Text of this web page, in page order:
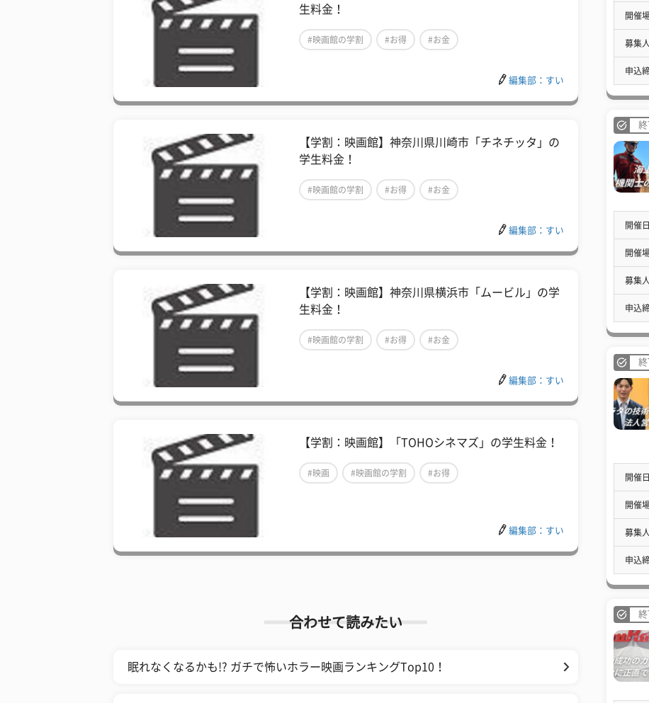
生料金！
#映画館の学割 #お得 #お金
編集部：すい
【学割：映画館】神奈川県川崎市「チネチッタ」の
学生料金！
#映画館の学割 #お得 #お金
編集部：すい
【学割：映画館】神奈川県横浜市「ムービル」の学
生料金！
#映画館の学割 #お得 #お金
編集部：すい
【学割：映画館】「TOHOシネマズ」の学生料金！
#映画 #映画館の学割 #お得
編集部：すい
合わせて読みたい
眠れなくなるかも!? ガチで怖いホラー映画ランキングTop10！
開催
募集
申込
終
開催
開催
募集
申込
終
開催
開催
募集
申込
終